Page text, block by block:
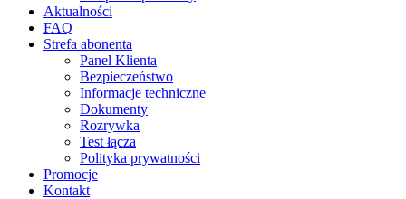
Aktualności
FAQ
Strefa abonenta
Panel Klienta
Bezpieczeństwo
Informacje techniczne
Dokumenty
Rozrywka
Test łącza
Polityka prywatności
Promocje
Kontakt